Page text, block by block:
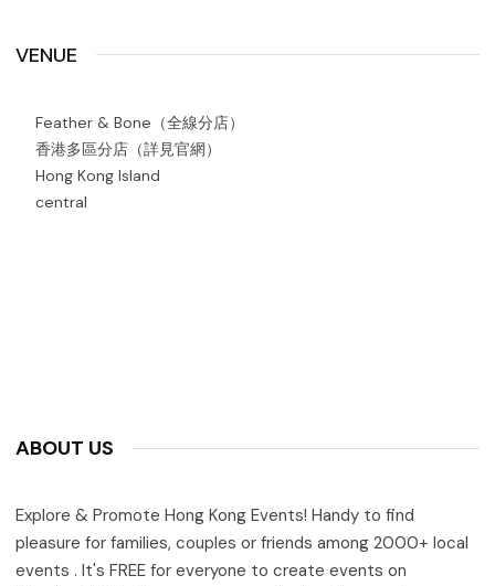
VENUE
Feather & Bone（全線分店）
香港多區分店（詳見官網）
Hong Kong Island
central
ABOUT US
Explore & Promote Hong Kong Events! Handy to find
pleasure for families, couples or friends among 2000+ local
events . It's FREE for everyone to create events on